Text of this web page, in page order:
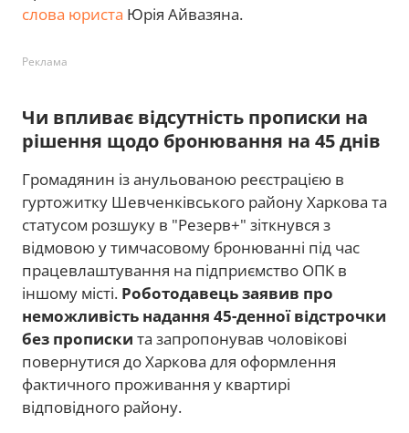
слова юриста Юрія Айвазяна.
Реклама
Чи впливає відсутність прописки на
рішення щодо бронювання на 45 днів
Громадянин із анульованою реєстрацією в
гуртожитку Шевченківського району Харкова та
статусом розшуку в "Резерв+" зіткнувся з
відмовою у тимчасовому бронюванні під час
працевлаштування на підприємство ОПК в
іншому місті. Роботодавець заявив про
неможливість надання 45-денної відстрочки
без прописки та запропонував чоловікові
повернутися до Харкова для оформлення
фактичного проживання у квартирі
відповідного району.